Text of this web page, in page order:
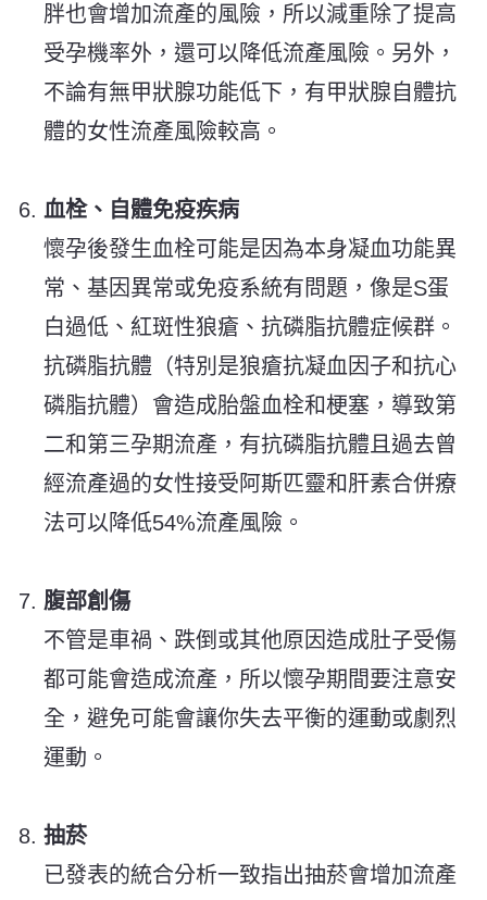
胖也會增加流產的風險，所以減重除了提高
受孕機率外，還可以降低流產風險。另外，
不論有無甲狀腺功能低下，有甲狀腺自體抗
體的女性流產風險較高。
血栓、自體免疫疾病
懷孕後發生血栓可能是因為本身凝血功能異
常、基因異常或免疫系統有問題，像是S蛋
白過低、紅斑性狼瘡、抗磷脂抗體症候群。
抗磷脂抗體（特別是狼瘡抗凝血因子和抗心
磷脂抗體）會造成胎盤血栓和梗塞，導致第
二和第三孕期流產，有抗磷脂抗體且過去曾
經流產過的女性接受阿斯匹靈和肝素合併療
法可以降低54%流產風險。
腹部創傷
不管是車禍、跌倒或其他原因造成肚子受傷
都可能會造成流產，所以懷孕期間要注意安
全，避免可能會讓你失去平衡的運動或劇烈
運動。
抽菸
已發表的統合分析一致指出抽菸會增加流產